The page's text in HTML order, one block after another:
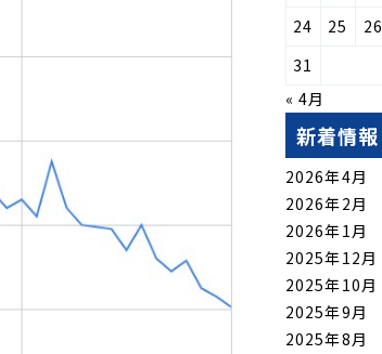
24
25 26
31
« 4月
新着情報
2026年4月
2026年2月
2026年1月
2025年12月
2025年10月
2025年9月
2025年8月